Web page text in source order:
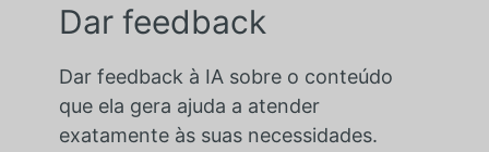
Dar feedback
Dar feedback à IA sobre o conteúdo
que ela gera ajuda a atender
exatamente às suas necessidades.